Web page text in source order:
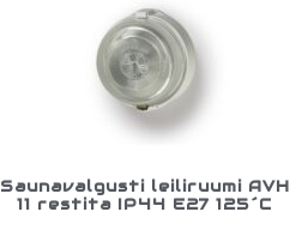
Saunavalgusti leiliruumi AVH
11 restita IP44 E27 125´C